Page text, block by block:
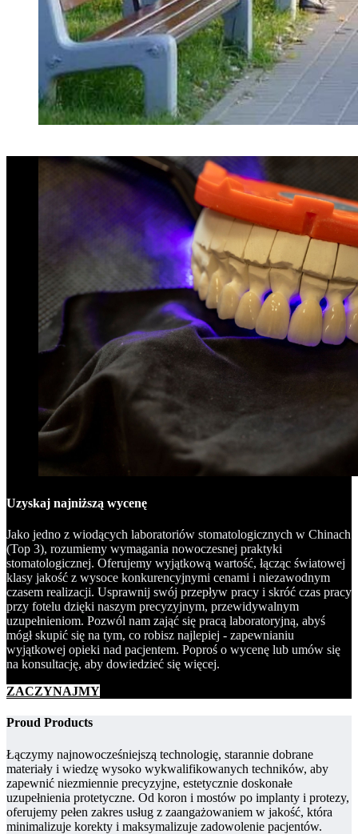
Uzyskaj najniższą wycenę
Jako jedno z wiodących laboratoriów stomatologicznych w Chinach
(Top 3), rozumiemy wymagania nowoczesnej praktyki
stomatologicznej. Oferujemy wyjątkową wartość, łącząc światowej
klasy jakość z wysoce konkurencyjnymi cenami i niezawodnym
czasem realizacji. Usprawnij swój przepływ pracy i skróć czas pracy
przy fotelu dzięki naszym precyzyjnym, przewidywalnym
uzupełnieniom. Pozwól nam zająć się pracą laboratoryjną, abyś
mógł skupić się na tym, co robisz najlepiej - zapewnianiu
wyjątkowej opieki nad pacjentem. Poproś o wycenę lub umów się
na konsultację, aby dowiedzieć się więcej.
ZACZYNAJMY
Proud Products
Łączymy najnowocześniejszą technologię, starannie dobrane
materiały i wiedzę wysoko wykwalifikowanych techników, aby
zapewnić niezmiennie precyzyjne, estetycznie doskonałe
uzupełnienia protetyczne. Od koron i mostów po implanty i protezy,
oferujemy pełen zakres usług z zaangażowaniem w jakość, która
minimalizuje korekty i maksymalizuje zadowolenie pacjentów.